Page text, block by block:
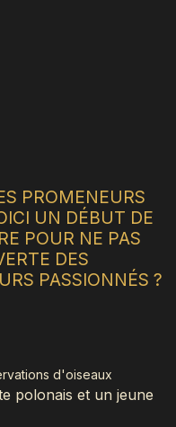
PROMENEURS
UN DÉBUT DE
POUR NE PAS
DES
PASSIONNÉS ?
d'oiseaux
polonais et un jeune